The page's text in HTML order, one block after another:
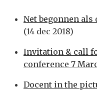
Net begonnen
(14 dec 2018)
Invitation & call
conference 7
Docent in the